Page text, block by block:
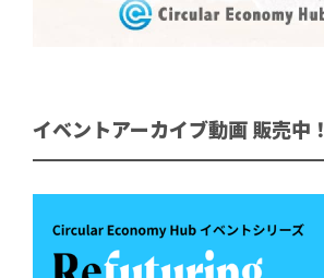
イベントアーカイブ動画 販売中！